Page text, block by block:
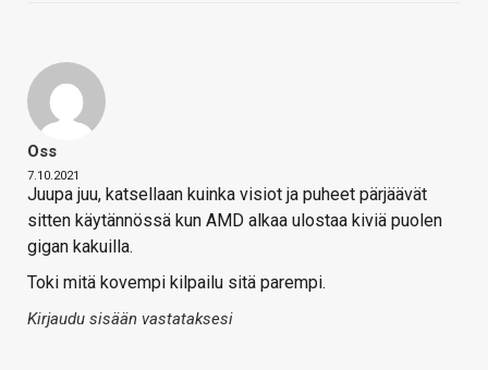
Oss
7.10.2021
Juupa juu, katsellaan kuinka visiot ja puheet pärjäävät
sitten käytännössä kun AMD alkaa ulostaa kiviä puolen
gigan kakuilla.
Toki mitä kovempi kilpailu sitä parempi.
Kirjaudu sisään vastataksesi